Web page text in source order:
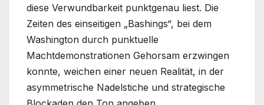
diese Verwundbarkeit punktgenau liest. Die
Zeiten des einseitigen „Bashings“, bei dem
Washington durch punktuelle
Machtdemonstrationen Gehorsam erzwingen
konnte, weichen einer neuen Realität, in der
asymmetrische Nadelstiche und strategische